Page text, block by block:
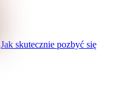
Jak skutecznie pozbyć się